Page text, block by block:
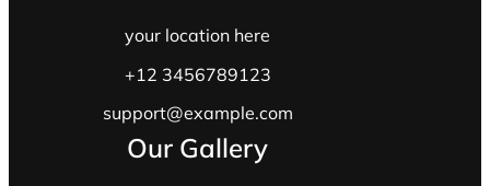
your location here
+12 3456789123
support@example.com
Our Gallery